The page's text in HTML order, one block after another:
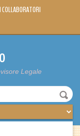
I COLLABORATORI
Legale